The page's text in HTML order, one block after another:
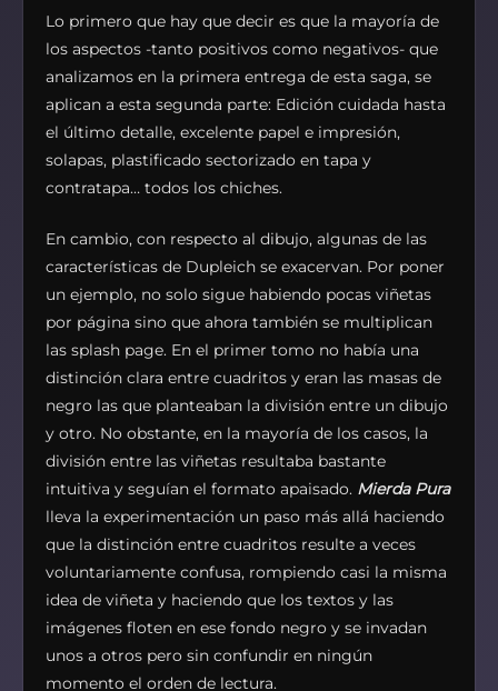
Lo primero que hay que decir es que la mayoría de
los aspectos -tanto positivos como negativos- que
analizamos en la primera entrega de esta saga, se
aplican a esta segunda parte: Edición cuidada hasta
el último detalle, excelente papel e impresión,
solapas, plastificado sectorizado en tapa y
contratapa… todos los chiches.
En cambio, con respecto al dibujo, algunas de las
características de Dupleich se exacervan. Por poner
un ejemplo, no solo sigue habiendo pocas viñetas
por página sino que ahora también se multiplican
las splash page. En el primer tomo no había una
distinción clara entre cuadritos y eran las masas de
negro las que planteaban la división entre un dibujo
y otro. No obstante, en la mayoría de los casos, la
división entre las viñetas resultaba bastante
intuitiva y seguían el formato apaisado. Mierda Pura
lleva la experimentación un paso más allá haciendo
que la distinción entre cuadritos resulte a veces
voluntariamente confusa, rompiendo casi la misma
idea de viñeta y haciendo que los textos y las
imágenes floten en ese fondo negro y se invadan
unos a otros pero sin confundir en ningún
momento el orden de lectura.